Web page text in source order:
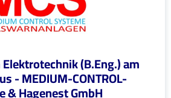
(B.Eng.) am
- MEDIUM-CONTROL-
& Hagenest GmbH